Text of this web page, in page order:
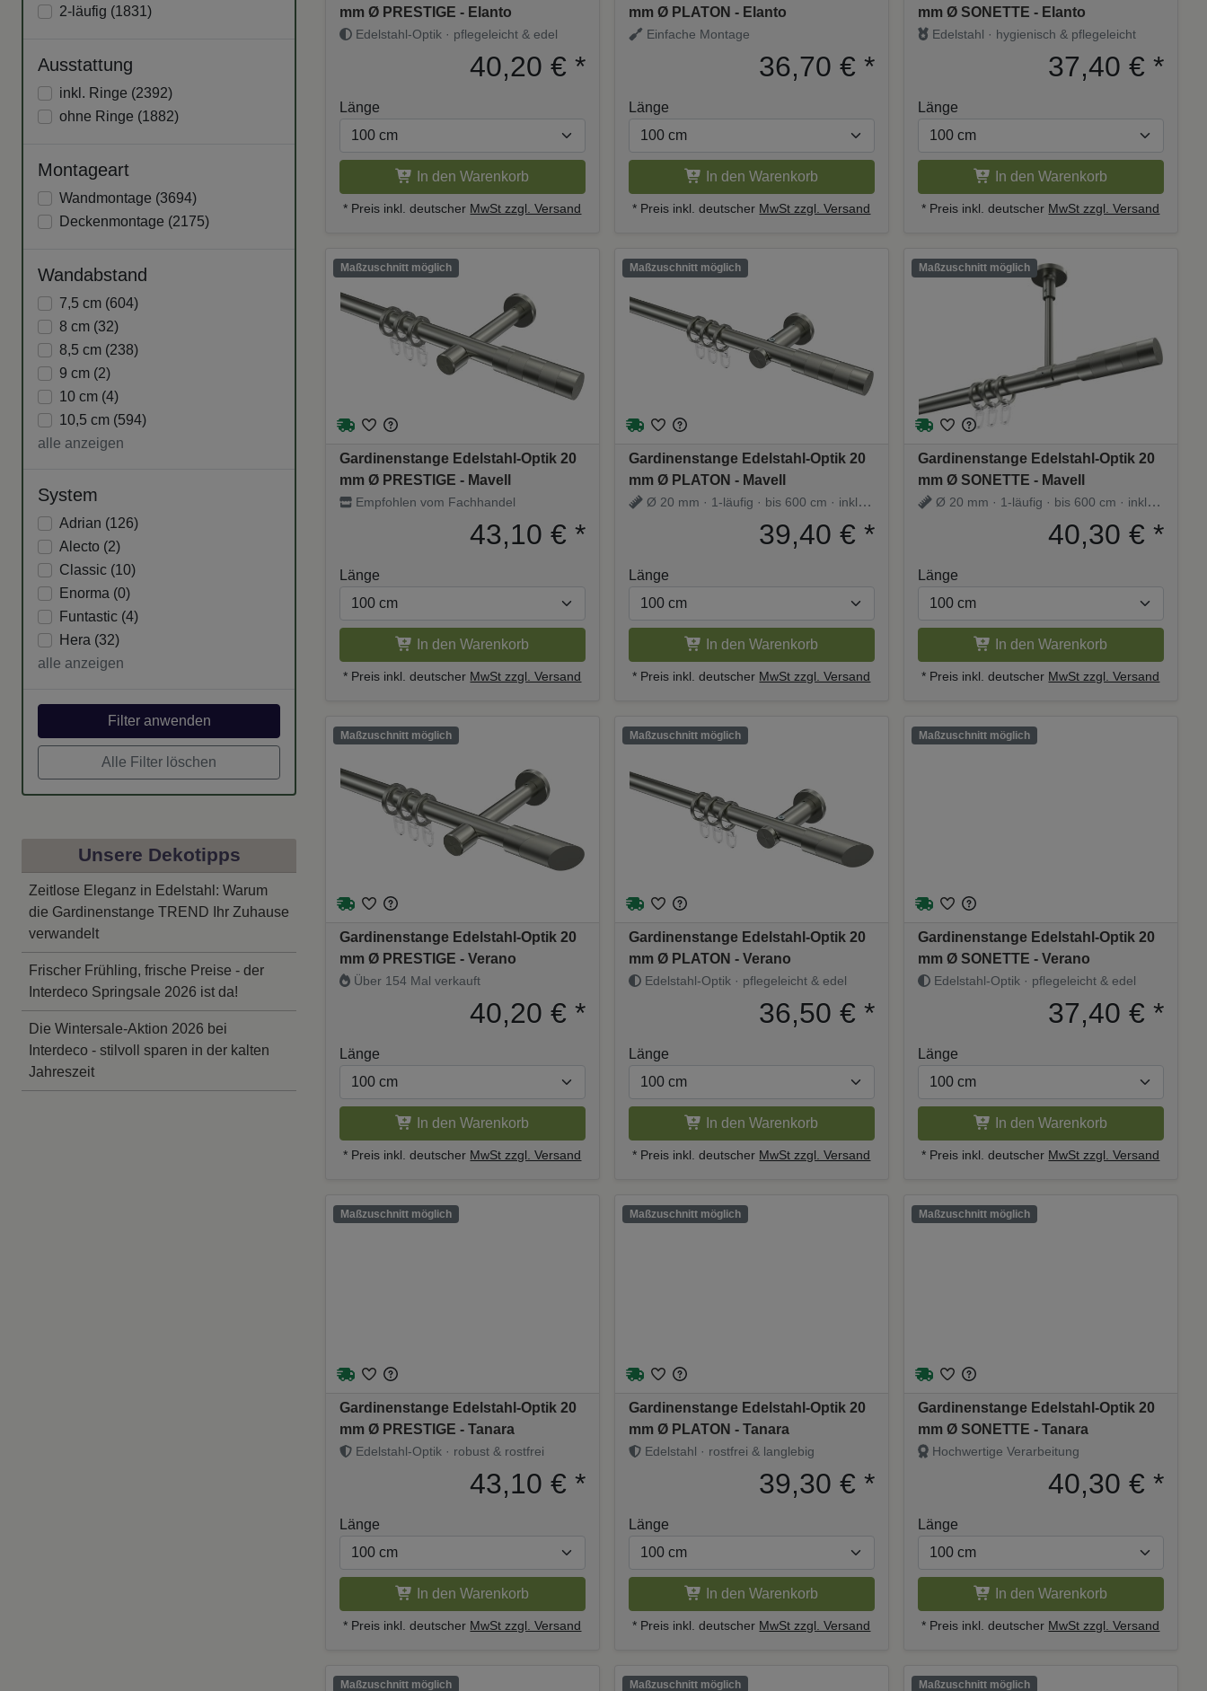
2-läufig (1831 )
Ausstattung
inkl. Ringe (2392)
ohne Ringe (1882)
Montageart
Wandmontage (3694)
Deckenmontage (2175)
Wandabstand
7,5 cm (604)
8 cm (32)
8,5 cm (238)
9 cm (2)
10 cm (4)
10,5 cm (594)
alle anzeigen
System
Adrian (126)
Alecto (2)
Classic (10)
Enorma (0)
Funtastic (4)
Hera (32)
alle anzeigen
Filter anwenden
Alle Filter löschen
Unsere Dekotipps
Zeitlose Eleganz in Edelstahl: Warum
die Gardinenstange TREND Ihr Zuhause
verwandelt
Frischer Frühling, frische Preise - der
Interdeco Springsale 2026 ist da!
Die Wintersale-Aktion 2026 bei
Interdeco - stilvoll sparen in der kalten
Jahreszeit
mm Ø PRESTIGE - Elanto
Edelstahl-Optik · pflegeleicht & edel
40,20 € *
Länge
In den Warenkorb
* Preis inkl. deutscher MwSt zzgl. Versand
mm Ø PLATON - Elanto
Einfache Montage
36,70 € *
Länge
In den Warenkorb
* Preis inkl. deutscher MwSt zzgl. Versand
mm Ø SONETTE - Elanto
Edelstahl · hygienisch & pflegeleicht
37,40 € *
Länge
In den Warenkorb
* Preis inkl. deutscher MwSt zzgl. Versand
Maßzuschnitt möglich
Gardinenstange Edelstahl-Optik 20
mm Ø PRESTIGE - Mavell
Empfohlen vom Fachhandel
43,10 € *
Länge
In den Warenkorb
* Preis inkl. deutscher MwSt zzgl. Versand
Maßzuschnitt möglich
Gardinenstange Edelstahl-Optik 20
mm Ø PLATON - Mavell
Ø 20 mm · 1-läufig · bis 600 cm · inkl.
39,40 € *
Länge
In den Warenkorb
* Preis inkl. deutscher MwSt zzgl. Versand
Maßzuschnitt möglich
Gardinenstange Edelstahl-Optik 20
mm Ø SONETTE - Mavell
Ø 20 mm · 1-läufig · bis 600 cm · inkl.
40,30 € *
Länge
In den Warenkorb
* Preis inkl. deutscher MwSt zzgl. Versand
Maßzuschnitt möglich
Gardinenstange Edelstahl-Optik 20
mm Ø PRESTIGE - Verano
Über 154 Mal verkauft
40,20 € *
Länge
In den Warenkorb
* Preis inkl. deutscher MwSt zzgl. Versand
Maßzuschnitt möglich
Gardinenstange Edelstahl-Optik 20
mm Ø PLATON - Verano
Edelstahl-Optik · pflegeleicht & edel
36,50 € *
Länge
In den Warenkorb
* Preis inkl. deutscher MwSt zzgl. Versand
Maßzuschnitt möglich
Gardinenstange Edelstahl-Optik 20
mm Ø SONETTE - Verano
Edelstahl-Optik · pflegeleicht & edel
37,40 € *
Länge
In den Warenkorb
* Preis inkl. deutscher MwSt zzgl. Versand
Maßzuschnitt möglich
Gardinenstange Edelstahl-Optik 20
mm Ø PRESTIGE - Tanara
Edelstahl-Optik · robust & rostfrei
43,10 € *
Länge
In den Warenkorb
* Preis inkl. deutscher MwSt zzgl. Versand
Maßzuschnitt möglich
Gardinenstange Edelstahl-Optik 20
mm Ø PLATON - Tanara
Edelstahl · rostfrei & langlebig
39,30 € *
Länge
In den Warenkorb
* Preis inkl. deutscher MwSt zzgl. Versand
Maßzuschnitt möglich
Gardinenstange Edelstahl-Optik 20
mm Ø SONETTE - Tanara
Hochwertige Verarbeitung
40,30 € *
Länge
In den Warenkorb
* Preis inkl. deutscher MwSt zzgl. Versand
Maßzuschnitt möglich Maßzuschnitt möglich Maßzuschnitt möglich